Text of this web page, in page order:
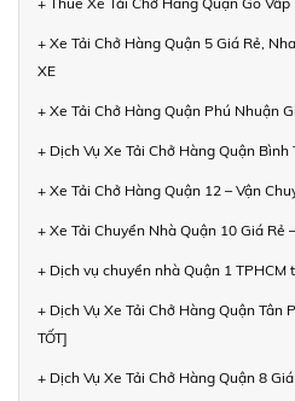
+ Xe Tải Chở Hàng Quận 5 Giá Rẻ,
XE
+ Xe Tải Chở Hàng Quận Phú Nhuận
+ Dịch Vụ Xe Tải Chở Hàng Quận Bình
+ Xe Tải Chở Hàng Quận 12 – Vận
+ Xe Tải Chuyển Nhà Quận 10 Giá Rẻ
+ Dịch vụ chuyển nhà Quận 1 TPHCM
+ Dịch Vụ Xe Tải Chở Hàng Quận Tân
TỐT]
+ Dịch Vụ Xe Tải Chở Hàng Quận 8